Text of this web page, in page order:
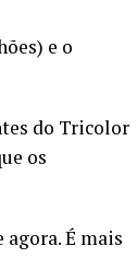
e o
do Tricolor
os
É mais